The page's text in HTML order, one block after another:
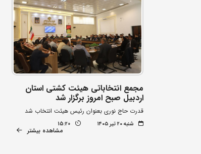
مجمع انتخاباتی هیئت کشتی استان
اردبیل صبح امروز برگزار شد
قدرت حاج نوری بعنوان رئیس هیئت انتخاب شد
شنبه ۲۰ تیر ۱۴۰۵ 15:20
مشاهده بیشتر